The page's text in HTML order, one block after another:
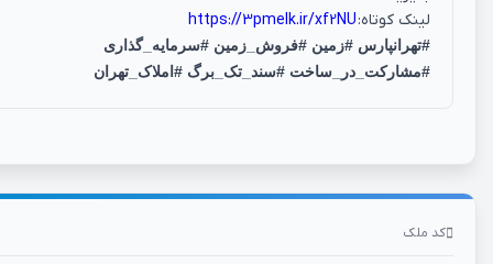
لینک کوتاه:https://3pmelk.ir/xf2NU
#تهرانپارس #زمین #فروش_زمین #سرمایه_گذاری
#مشارکت_در_ساخت #سند_تک_برگ #املاک_تهران
کد ملک